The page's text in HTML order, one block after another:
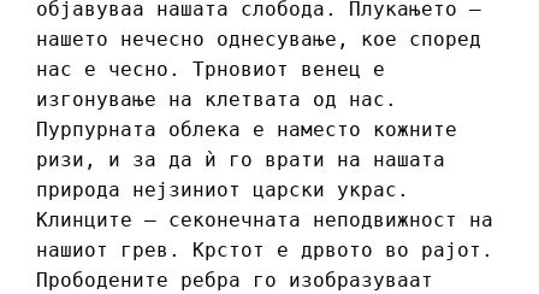
објавуваа нашата слобода. Плукањето –
нашето нечесно однесување, кое според
нас е чесно. Трновиот венец е
изгонување на клетвата од нас.
Пурпурната облека е наместо кожните
ризи, и за да ѝ го врати на нашата
природа нејзиниот царски украс.
Клинците – секонечната неподвижност на
нашиот грев. Крстот е дрвото во рајот.
Прободените ребра го изобразуваат